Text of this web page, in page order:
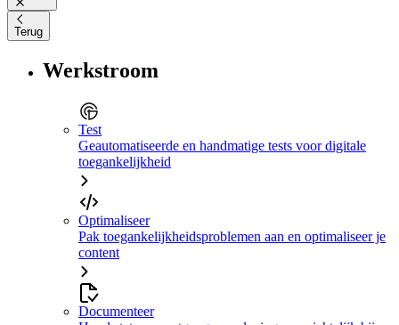
Terug
Werkstroom
Test
Geautomatiseerde en handmatige tests voor digitale
toegankelijkheid
Optimaliseer
Pak toegankelijkheidsproblemen aan en optimaliseer je
content
Documenteer